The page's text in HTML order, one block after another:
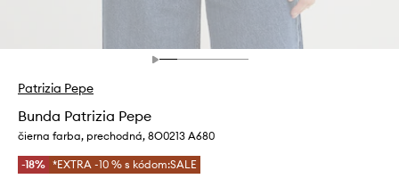
Patrizia Pepe
Bunda Patrizia Pepe
čierna farba, prechodná, 8O0213 A680
-18% *EXTRA -10 % s kódom:SALE